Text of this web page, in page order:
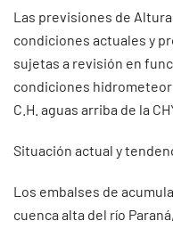
Las previsiones de
condiciones actuales y
sujetas a revisión en
condiciones
C.H. aguas arriba de la
Situación actual y
Los embalses de
cuenca alta del río